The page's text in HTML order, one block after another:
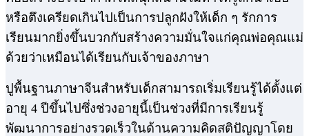
หรือตึงเครียดเกินไปเป็นการปลูกฝังให้เด็ก ๆ รักการ
เรียนมากยิ่งขึ้นบวกกับสร้างความมั่นใจแก่คุณพ่อคุณแม่
ด้วยว่าเหมือนได้เรียนกับเจ้าของภาษา
ปูพื้นฐานภาษาจีนสำหรับเด็กสามารถเริ่มเรียนรู้ได้ตั้งแต่
อายุ 4 ปีขึ้นไปซึ่งช่วงอายุนี้เป็นช่วงที่มีการเรียนรู้
พัฒนาการอย่างรวดเร็วในด้านความคิดสติปัญญาโดย